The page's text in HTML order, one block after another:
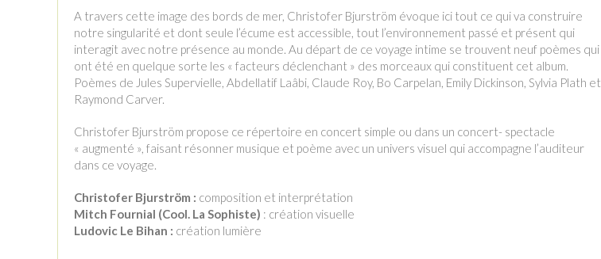
A travers cette image des bords de mer, Christofer Bjurström évoque ici tout ce qui va construire
notre singularité et dont seule l’écume est accessible, tout l’environnement passé et présent qui
interagit avec notre présence au monde. Au départ de ce voyage intime se trouvent neuf poèmes qui
ont été en quelque sorte les « facteurs déclenchant » des morceaux qui constituent cet album.
Poèmes de Jules Supervielle, Abdellatif Laâbi, Claude Roy, Bo Carpelan, Emily Dickinson, Sylvia Plath et
Raymond Carver.
Christofer Bjurström propose ce répertoire en concert simple ou dans un concert- spectacle
« augmenté », faisant résonner musique et poème avec un univers visuel qui accompagne l’auditeur
dans ce voyage.
Christofer Bjurström : composition et interprétation
Mitch Fournial (Cool. La Sophiste) : création visuelle
Ludovic Le Bihan : création lumière